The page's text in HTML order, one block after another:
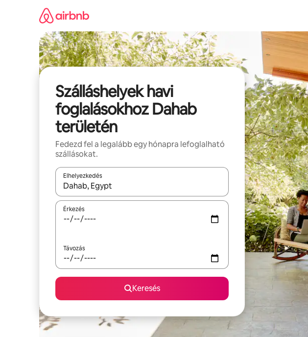
Szálláshelyek havi
foglalásokhoz Dahab
területén
Fedezd fel a legalább egy hónapra lefoglalható
szállásokat.
Elhelyezkedés
Az eredmények között a felfelé és a lefelé nyíllal navigálhatsz, illetve érintő
Érkezés
Távozás
Keresés